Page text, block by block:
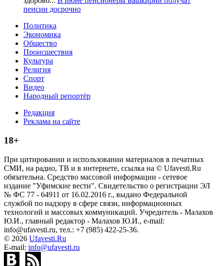
пенсии досрочно
Политика
Экономика
Общество
Происшествия
Культура
Религия
Спорт
Видео
Народный репортёр
Редакция
Реклама на сайте
18+
При цитировании и использовании материалов в печатных
СМИ, на радио, ТВ и в интернете, ссылка на © Ufavesti.Ru
обязательна. Средство массовой информации - сетевое
издание "Уфимские вести". Свидетельство о регистрации ЭЛ
№ ФС 77 - 64911 от 16.02.2016 г., выдано Федеральной
службой по надзору в сфере связи, информационных
технологий и массовых коммуникаций. Учредитель - Малахов
Ю.И., главный редактор - Малахов Ю.И., e-mail:
info@ufavesti.ru, тел.: +7 (985) 422-25-36.
© 2026 Ufavesti.Ru
E-mail: info@ufavesti.ru